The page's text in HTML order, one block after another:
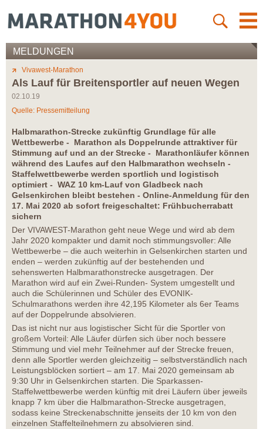
MELDUNGEN
Vivawest-Marathon
Als Lauf für Breitensportler auf neuen Wegen
02.10.19
Quelle: Pressemitteilung
Halbmarathon-Strecke zukünftig Grundlage für alle
Wettbewerbe - Marathon als Doppelrunde attraktiver für
Stimmung auf und an der Strecke - Marathonläufer können
während des Laufes auf den Halbmarathon wechseln -
Staffelwettbewerbe werden sportlich und logistisch
optimiert - WAZ 10 km-Lauf von Gladbeck nach
Gelsenkirchen bleibt bestehen - Online-Anmeldung für den
17. Mai 2020 ab sofort freigeschaltet: Frühbucherrabatt
sichern
Der VIVAWEST-Marathon geht neue Wege und wird ab dem
Jahr 2020 kompakter und damit noch stimmungsvoller: Alle
Wettbewerbe – die auch weiterhin in Gelsenkirchen starten und
enden – werden zukünftig auf der bestehenden und
sehenswerten Halbmarathonstrecke ausgetragen. Der
Marathon wird auf ein Zwei-Runden- System umgestellt und
auch die Schülerinnen und Schüler des EVONIK-
Schulmarathons werden ihre 42,195 Kilometer als 6er Teams
auf der Doppelrunde absolvieren.
Das ist nicht nur aus logistischer Sicht für die Sportler von
großem Vorteil: Alle Läufer dürfen sich über noch bessere
Stimmung und viel mehr Teilnehmer auf der Strecke freuen,
denn alle Sportler werden gleichzeitig – selbstverständlich nach
Leistungsblöcken sortiert – am 17. Mai 2020 gemeinsam ab
9:30 Uhr in Gelsenkirchen starten. Die Sparkassen-
Staffelwettbewerbe werden künftig mit drei Läufern über jeweils
knapp 7 km über die Halbmarathon-Strecke ausgetragen,
sodass keine Streckenabschnitte jenseits der 10 km von den
einzelnen Staffelteilnehmern zu absolvieren sind.